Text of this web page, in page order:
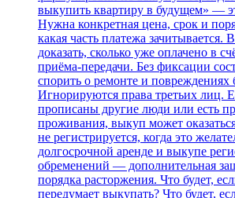
выкупить квартиру в будущем» —
Нужна конкретная цена, срок и
какая часть платежа зачитывается.
доказать, сколько уже оплачено в
приёма‑передачи. Без фиксации
спорить о ремонте и повреждениях
Игнорируются права третьих лиц.
прописаны другие люди или есть
проживания, выкуп может
не регистрируется, когда это
долгосрочной аренде и выкупе
обременений — дополнительная
порядка расторжения. Что будет,
передумает выкупать? Что будет,